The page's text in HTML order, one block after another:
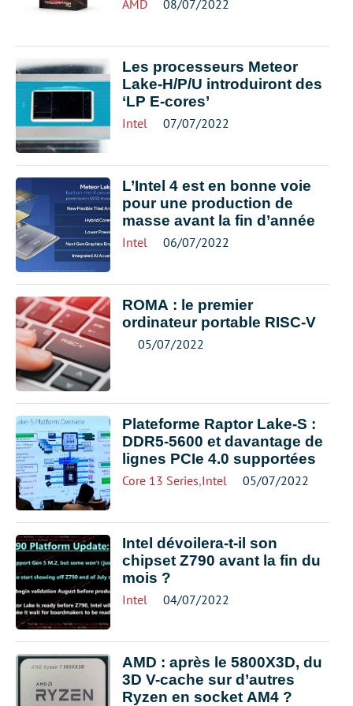
AMD 08/07/2022
Les processeurs Meteor
Lake-H/P/U introduiront des
‘LP E-cores’
Intel 07/07/2022
L’Intel 4 est en bonne voie
pour une production de
masse avant la fin d’année
Intel 06/07/2022
ROMA : le premier
ordinateur portable RISC-V
05/07/2022
Plateforme Raptor Lake-S :
DDR5-5600 et davantage de
lignes PCIe 4.0 supportées
Core 13 Series,Intel 05/07/2022
Intel dévoilera-t-il son
chipset Z790 avant la fin du
mois ?
Intel 04/07/2022
AMD : après le 5800X3D, du
3D V-cache sur d’autres
Ryzen en socket AM4 ?